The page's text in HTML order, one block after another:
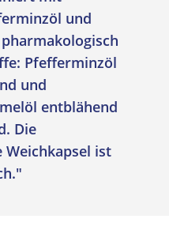
und
e: Pfefferminzöl
und
entblähend
Die
ist
"